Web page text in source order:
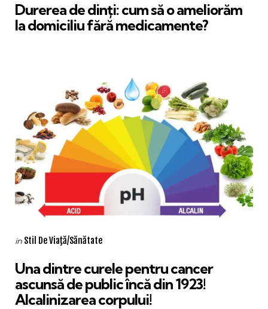
Durerea de dinți: cum să o ameliorăm
la domiciliu fără medicamente?
Categories
Posted
in Stil De Viaţă/Sănătate
Una dintre curele pentru cancer
ascunsă de public încă din 1923!
Alcalinizarea corpului!